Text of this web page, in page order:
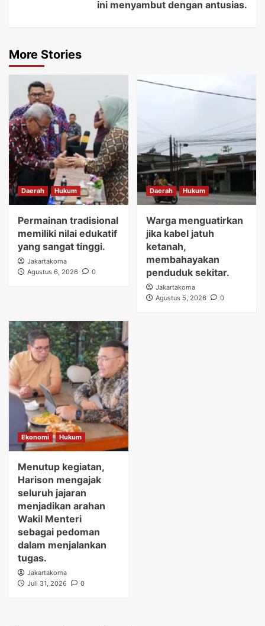
ini menyambut dengan antusias.
More Stories
Daerah Hukum
Permainan tradisional
memiliki nilai edukatif
yang sangat tinggi.
Jakartakoma
Agustus 6, 2026
0
Daerah Hukum
Warga menguatirkan
jika kabel jatuh
ketanah,
membahayakan
penduduk sekitar.
Jakartakoma
Agustus 5, 2026
0
Ekonomi Hukum
Menutup kegiatan,
Harison mengajak
seluruh jajaran
menjadikan arahan
Wakil Menteri
sebagai pedoman
dalam menjalankan
tugas.
Jakartakoma
Juli 31, 2026
0